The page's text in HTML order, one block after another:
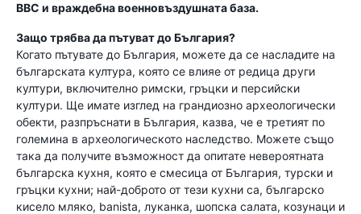
ВВС и враждебна военновъздушната база.
Защо трябва да пътуват до България?
Когато пътувате до България, можете да се насладите на
българската култура, която се влияе от редица други
култури, включително римски, гръцки и персийски
култури. Ще имате изглед на грандиозно археологически
обекти, разпръснати в България, казва, че е третият по
големина в археологическото наследство. Можете също
така да получите възможност да опитате невероятната
българска кухня, която е смесица от България, турски и
гръцки кухни; най-доброто от тези кухни са, българско
кисело мляко, banista, луканка, шопска салата, козунаци и